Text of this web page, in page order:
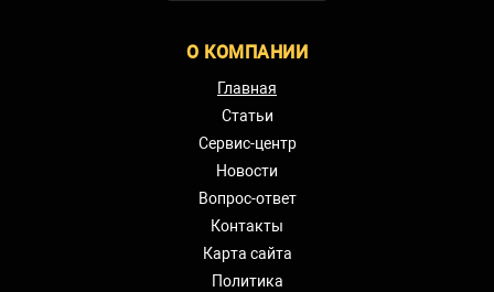
О КОМПАНИИ
Главная
Статьи
Сервис-центр
Новости
Вопрос-ответ
Контакты
Карта сайта
Политика